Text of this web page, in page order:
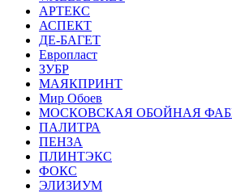
АРТЕКС
АСПЕКТ
ДЕ-БАГЕТ
Европласт
ЗУБР
МАЯКПРИНТ
Мир Обоев
МОСКОВСКАЯ ОБОЙНАЯ
ПАЛИТРА
ПЕНЗА
ПЛИНТЭКС
ФОКС
ЭЛИЗИУМ